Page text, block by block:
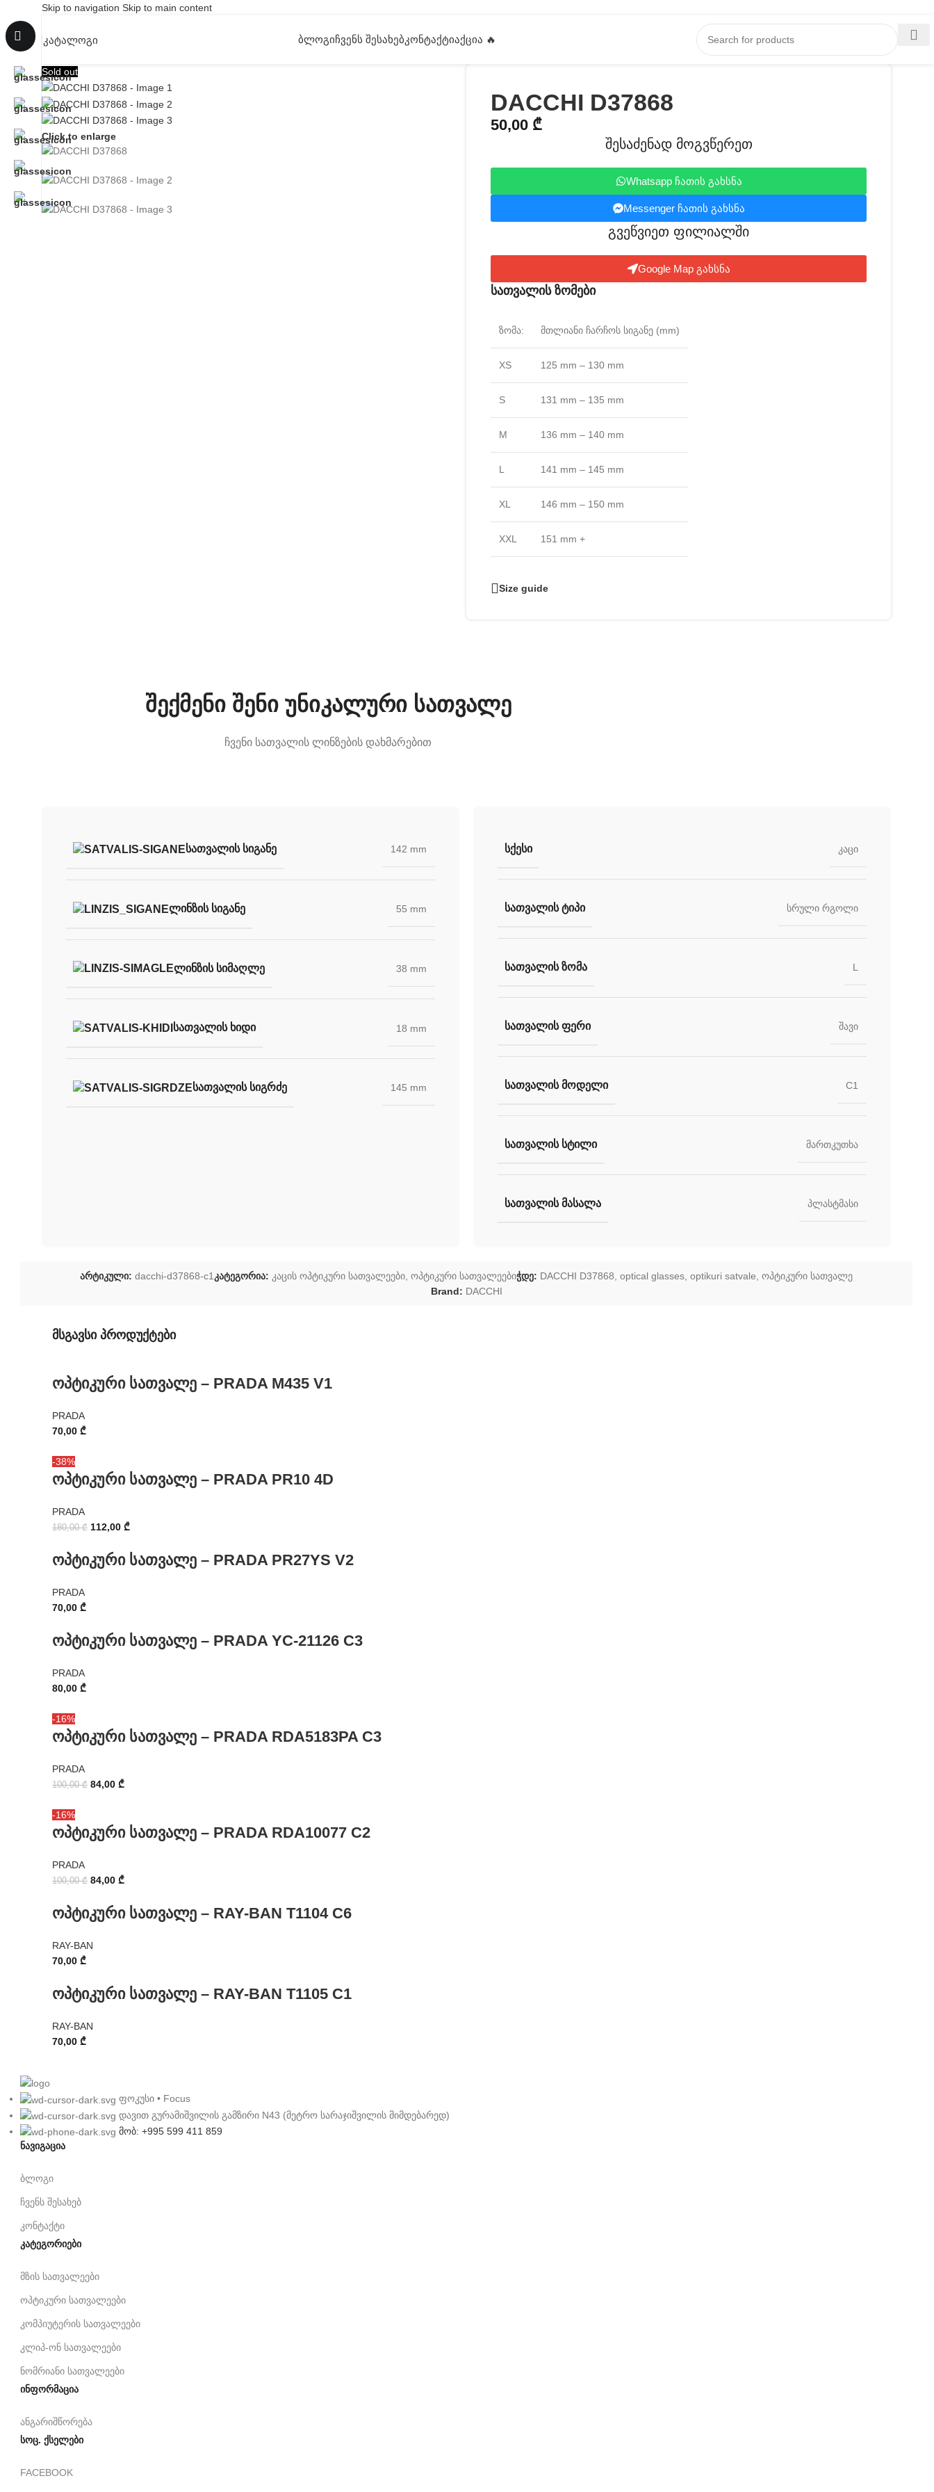
Skip to navigation Skip to main content
ᲙᲐᲢᲐᲚᲝᲒᲘ ᲑᲚᲝᲒᲘᲩᲕᲔᲜᲡ ᲨᲔᲡᲐᲮᲔᲑᲙᲝᲜᲢᲐᲥᲢᲘᲐᲥᲪᲘᲐ 🔥
Sold out
Click to enlarge
DACCHI D37868
50,00 ₾
შესაძენად მოგვწერეთ
Whatsapp ჩათის გახსნა
Messenger ჩათის გახსნა
გვეწვიეთ ფილიალში​
Google Map გახსნა
სათვალის ზომები
ზომა: მთლიანი ჩარჩოს სიგანე (mm)
XS 125 mm – 130 mm
S 131 mm – 135 mm
M 136 mm – 140 mm
L 141 mm – 145 mm
XL 146 mm – 150 mm
XXL 151 mm +
Size guide
შექმენი შენი უნიკალური სათვალე
ჩვენი სათვალის ლინზების დახმარებით
ᲡᲐᲗᲕᲐᲚᲘᲡ ᲡᲘᲒᲐᲜᲔ 142 mm
ᲚᲘᲜᲖᲘᲡ ᲡᲘᲒᲐᲜᲔ 55 mm
ᲚᲘᲜᲖᲘᲡ ᲡᲘᲛᲐᲦᲚᲔ 38 mm
ᲡᲐᲗᲕᲐᲚᲘᲡ ᲮᲘᲓᲘ 18 mm
ᲡᲐᲗᲕᲐᲚᲘᲡ ᲡᲘᲒᲠᲫᲔ 145 mm
ᲡᲥᲔᲡᲘ კაცი
ᲡᲐᲗᲕᲐᲚᲘᲡ ᲢᲘᲞᲘ სრული რგოლი
ᲡᲐᲗᲕᲐᲚᲘᲡ ᲖᲝᲛᲐ L
ᲡᲐᲗᲕᲐᲚᲘᲡ ᲤᲔᲠᲘ შავი
ᲡᲐᲗᲕᲐᲚᲘᲡ ᲛᲝᲓᲔᲚᲘ C1
ᲡᲐᲗᲕᲐᲚᲘᲡ ᲡᲢᲘᲚᲘ მართკუთხა
ᲡᲐᲗᲕᲐᲚᲘᲡ ᲛᲐᲡᲐᲚᲐ პლასტმასი
არტიკული: dacchi-d37868-c1 კატეგორია: კაცის ოპტიკური სათვალეები ოპტიკური სათვალეებიჭდე: DACCHI D37868 optical glasses optikuri satvale ოპტიკური სათვალე
Brand: DACCHI
მსგავსი პროდუქტები
ოპტიკური სათვალე – PRADA M435 V1
PRADA
70,00 ₾
-38%
ოპტიკური სათვალე – PRADA PR10 4D
PRADA
180,00₾ 112,00 ₾
ოპტიკური სათვალე – PRADA PR27YS V2
PRADA
70,00 ₾
ოპტიკური სათვალე – PRADA YC-21126 C3
PRADA
80,00 ₾
-16%
ოპტიკური სათვალე – PRADA RDA5183PA C3
PRADA
100,00₾ 84,00 ₾
-16%
ოპტიკური სათვალე – PRADA RDA10077 C2
PRADA
100,00₾ 84,00 ₾
ოპტიკური სათვალე – RAY-BAN T1104 C6
RAY-BAN
70,00 ₾
ოპტიკური სათვალე – RAY-BAN T1105 C1
RAY-BAN
70,00 ₾
ფოკუსი • Focus
დავით გურამიშვილის გამზირი N43 (მეტრო სარაჯიშვილის მიმდებარედ)
მობ: +995 599 411 859
ნავიგაცია
ბლოგი
ჩვენს შესახებ
კონტაქტი
კატეგორიები
მზის სათვალეები
ოპტიკური სათვალეები
კომპიუტერის სათვალეები
კლიპ-ონ სათვალეები
ნომრიანი სათვალეები
ინფორმაცია
ანგარიშწორება
სოც. ქსელები
FACEBOOK